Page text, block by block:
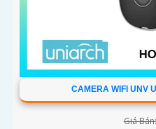
CAMERA WIFI UNV
Giá